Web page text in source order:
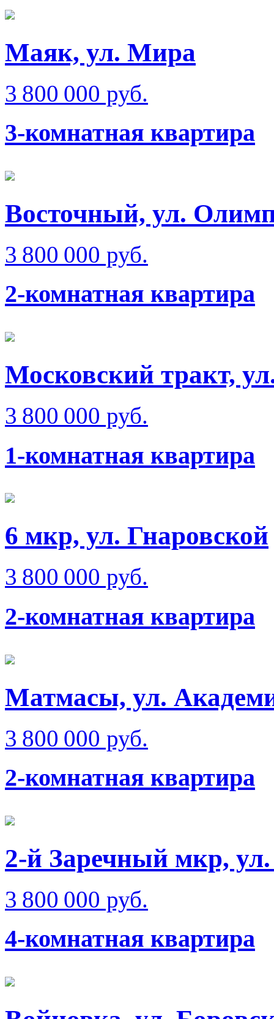
Маяк, ул. Мира
3 800 000 руб.
3-комнатная квартира
Восточный, ул.
3 800 000 руб.
2-комнатная квартира
Московский тракт,
3 800 000 руб.
1-комнатная квартира
6 мкр, ул. Гнаровской
3 800 000 руб.
2-комнатная квартира
Матмаcы, ул.
3 800 000 руб.
2-комнатная квартира
2-й Заречный мкр,
3 800 000 руб.
4-комнатная квартира